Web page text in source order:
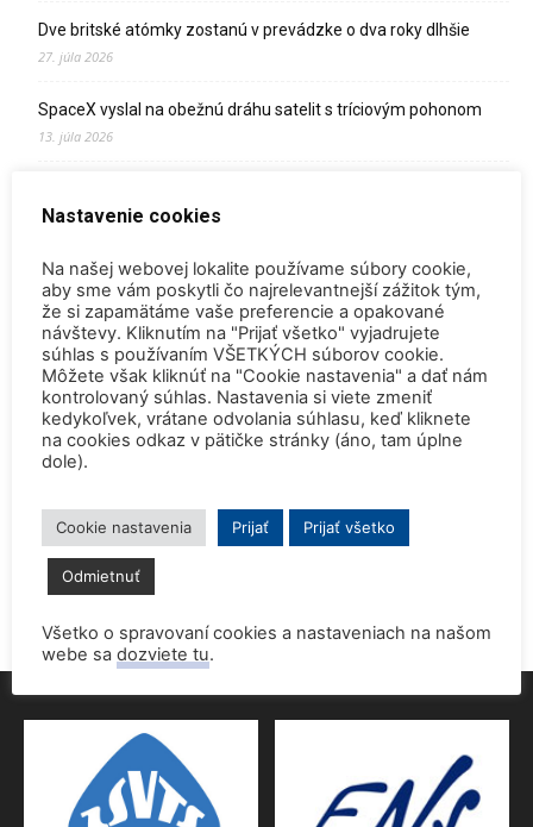
Dve britské atómky zostanú v prevádzke o dva roky dlhšie
27. júla 2026
SpaceX vyslal na obežnú dráhu satelit s tríciovým pohonom
13. júla 2026
2. júla 2026
Palivo v Mochovciach 4: Slovensko upevňuje pozíciu medzi
jadrovou špičkou Európy
2. júla 2026
Startup Helion získal stámilióny na fúznu elektráreň pre
Microsoft
15. júna 2026
Prednáška o jadrovej energetike zaujala študentov aj
9. júna 2026
Povolenie jadrového dozoru pre 4.blok EMO
9. júna 2026
Nastavenie cookies
Na našej webovej lokalite používame súbory cookie,
aby sme vám poskytli čo najrelevantnejší zážitok tým,
že si zapamätáme vaše preferencie a opakované
návštevy. Kliknutím na "Prijať všetko" vyjadrujete
súhlas s používaním VŠETKÝCH súborov cookie.
Môžete však kliknúť na "Cookie nastavenia" a dať nám
kontrolovaný súhlas. Nastavenia si viete zmeniť
kedykoľvek, vrátane odvolania súhlasu, keď kliknete
na cookies odkaz v pätičke stránky (áno, tam úplne
dole).
Cookie nastavenia Prijať Prijať všetko
Odmietnuť
Všetko o spravovaní cookies a nastaveniach na našom
webe sa dozviete tu.